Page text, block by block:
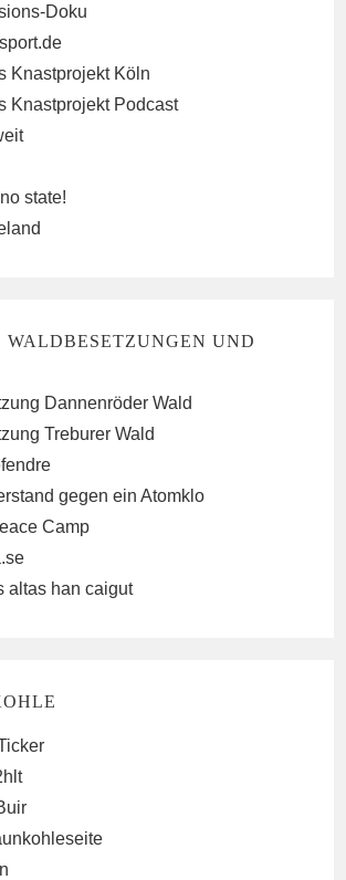
Doku
Knastprojekt Köln
Knastprojekt Podcast
state!
WALDBESETZUNGEN UND
Dannenröder Wald
Treburer Wald
gegen ein Atomklo
Camp
altas han caigut